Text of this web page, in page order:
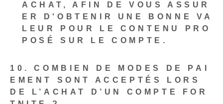
ACHAT, AFIN DE VOUS ASSUR
ER D'OBTENIR UNE BONNE VA
LEUR POUR LE CONTENU PRO
POSÉ SUR LE COMPTE.
10. COMBIEN DE MODES DE PAI
EMENT SONT ACCEPTÉS LORS
DE L’ACHAT D’UN COMPTE FOR